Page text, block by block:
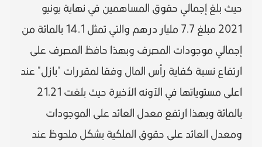
حيث بلغ إجمالي حقوق المساهمين في نهاية يونيو
2021 مبلغ 7.7 مليار درهم والتي تمثل 14.1 بالمائة من
إجمالي موجودات المصرف وبهذا حافظ المصرف على
ارتفاع نسبة كفاية رأس المال وفقا لمقررات "بازل" عند
اعلى مستوياتها في الآونه الأخيرة حيث بلغت 21.21
بالمائة وبهذا ارتفع معدل العائد على الموجودات
ومعدل العائد على حقوق الملكية بشكل ملحوظ عند